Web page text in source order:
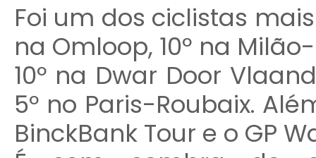
Foi um dos ciclistas
na Omloop, 10º na
10º na Dwar Door
5º no Paris-Roubaix.
BinckBank Tour e o GP